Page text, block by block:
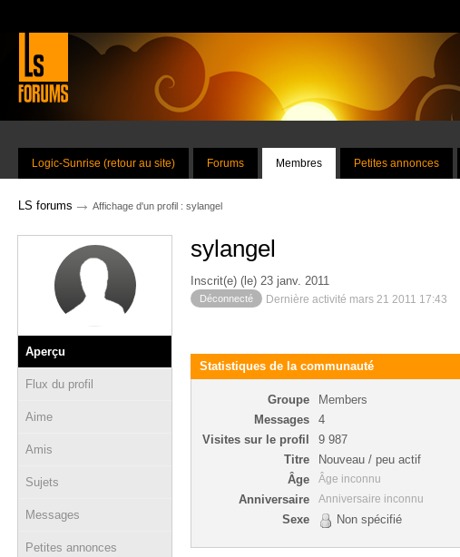
Logic-Sunrise (retour au site) Forums Membres Petites annonces
LS forums → Affichage d'un profil : sylangel
Aperçu
Flux du profil
Aime
Amis
Sujets
Messages
Petites annonces
sylangel
Inscrit(e) (le) 23 janv. 2011
Déconnecté Dernière activité mars 21 2011 17:43
Statistiques de la communauté
Groupe
Members
Messages
4
Visites sur le profil
9 987
Titre
Nouveau / peu actif
Âge
Âge inconnu
Anniversaire Anniversaire inconnu
Sexe Non spécifié